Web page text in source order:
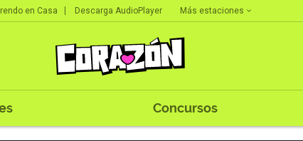
en Casa Descarga AudioPlayer Más estaciones
Concursos